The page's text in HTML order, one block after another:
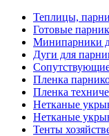
Теплицы,
Готовые
Минипарники
Дуги для
Пленка
Пленка
Нетканые
Нетканые
Тенты